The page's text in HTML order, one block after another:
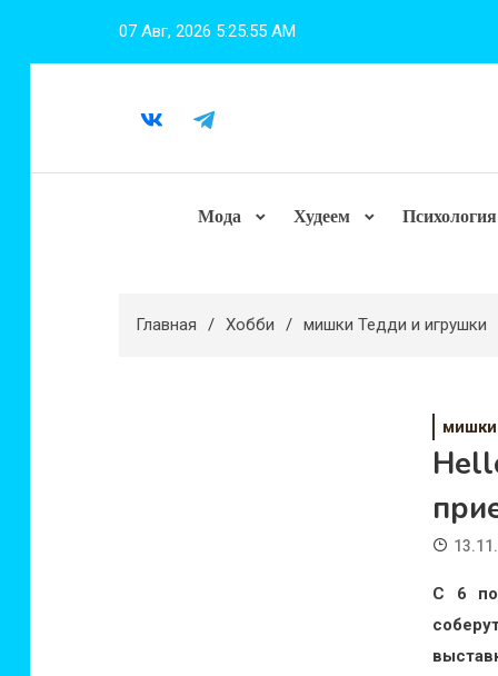
07 Авг, 2026 5:25:56 AM
Мода Худеем Психология
Главная Хобби мишки Тедди и игрушки
С 6